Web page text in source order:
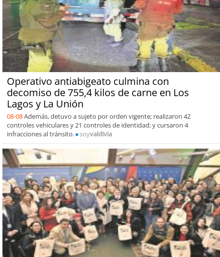
Operativo antiabigeato culmina con
decomiso de 755,4 kilos de carne en Los
Lagos y La Unión
08-08Además, detuvo a sujeto por orden vigente; realizaron 42
controles vehiculares y 21 controles de identidad; y cursaron 4
infracciones al tránsito.
soyvaldivia